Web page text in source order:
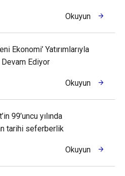
Okuyun
Ekonomi’ Yatırımlarıyla
Ediyor
Okuyun
99’uncu yılında
tarihi seferberlik
Okuyun